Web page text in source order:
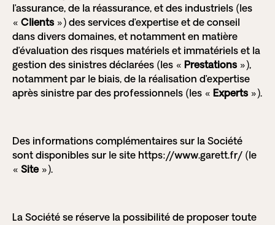
l’assurance, de la réassurance, et des industriels (les
« Clients ») des services d’expertise et de conseil
dans divers domaines, et notamment en matière
d’évaluation des risques matériels et immatériels et la
gestion des sinistres déclarées (les « Prestations »),
notamment par le biais, de la réalisation d’expertise
après sinistre par des professionnels (les « Experts »).
Des informations complémentaires sur la Société
sont disponibles sur le site https://www.garett.fr/ (le
« Site»).
La Société se réserve la possibilité de proposer toute